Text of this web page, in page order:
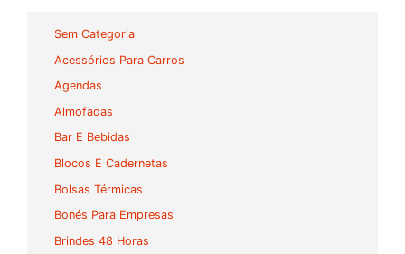
Sem Categoria
Acessórios Para Carros
Agendas
Almofadas
Bar E Bebidas
Blocos E Cadernetas
Bolsas Térmicas
Bonés Para Empresas
Brindes 48 Horas